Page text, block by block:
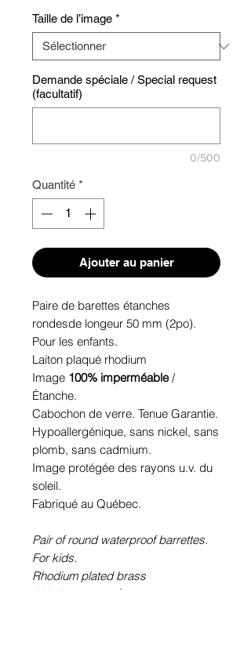
Taille de l’image *
Demande spéciale / Special request
(facultatif)
0/500
Quantité *
Ajouter au panier
Paire de barettes étanches
rondesde longeur 50 mm (2po).
Pour les enfants.
Laiton plaqué rhodium
Image 100% imperméable/
Étanche.
Cabochon de verre. Tenue Garantie.
Hypoallergénique, sans nickel, sans
plomb, sans cadmium.
Image protégée des rayons u.v. du
soleil.
Fabriqué au Québec.
Pair of round waterproof barrettes.
For kids.
Rhodium plated brass
100% waterproof